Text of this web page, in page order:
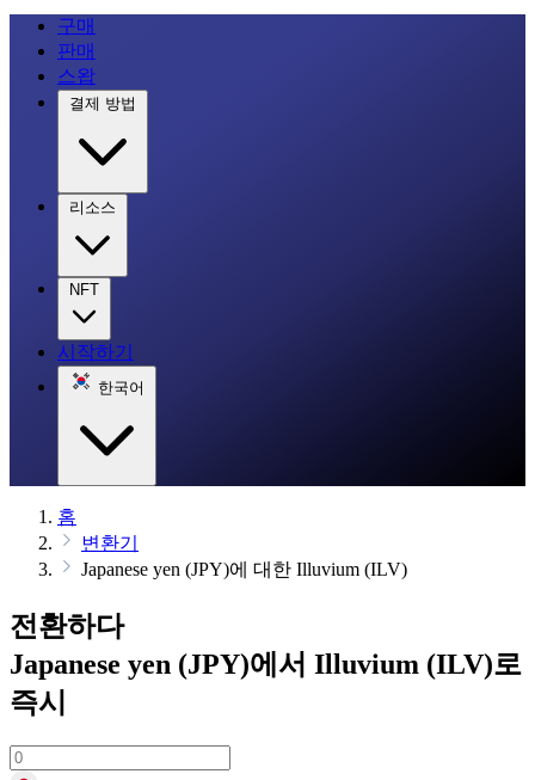
구매
판매
스왑
결제 방법
리소스
NFT
시작하기
한국어
홈
변환기
Japanese yen (JPY)에 대한 Illuvium (ILV)
전환하다
Japanese yen (JPY)에서 Illuvium (ILV)로
즉시